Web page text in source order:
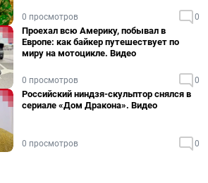
0 просмотров 0
Проехал всю Америку, побывал в
Европе: как байкер путешествует по
миру на мотоцикле. Видео
0 просмотров 0
Российский ниндзя-скульптор снялся в
сериале «Дом Дракона». Видео
0 просмотров 0